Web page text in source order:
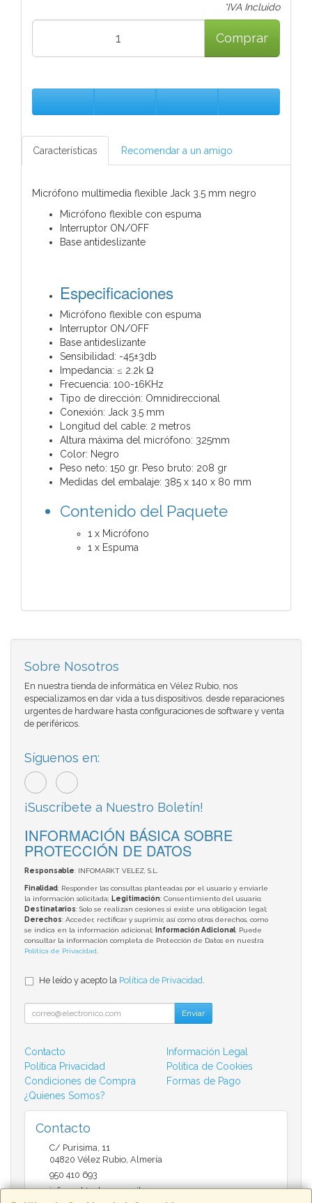
*IVA Incluido
Comprar
Características Recomendar a un amigo
Micrófono multimedia flexible Jack 3.5 mm negro
Micrófono flexible con espuma
Interruptor ON/OFF
Base antideslizante
Especificaciones
Micrófono flexible con espuma
Interruptor ON/OFF
Base antideslizante
Sensibilidad: -45±3db
Impedancia: ≤ 2.2k Ω
Frecuencia: 100-16KHz
Tipo de dirección: Omnidireccional
Conexión: Jack 3.5 mm
Longitud del cable: 2 metros
Altura máxima del micrófono: 325mm
Color: Negro
Peso neto: 150 gr. Peso bruto: 208 gr
Medidas del embalaje: 385 x 140 x 80 mm
Contenido del Paquete
1 x Micrófono
1 x Espuma
Sobre Nosotros
En nuestra tienda de informática en Vélez Rubio, nos
especializamos en dar vida a tus dispositivos. desde reparaciones
urgentes de hardware hasta configuraciones de software y venta
de periféricos.
Síguenos en:
¡Suscríbete a Nuestro Boletín!
INFORMACIÓN BÁSICA SOBRE
PROTECCIÓN DE DATOS
Responsable: INFOMARKT VELEZ, S.L.
Finalidad: Responder las consultas planteadas por el usuario y enviarle
la información solicitada; Legitimación: Consentimiento del usuario;
Destinatarios: Solo se realizan cesiones si existe una obligación legal;
Derechos: Acceder, rectificar y suprimir, así como otros derechos, como
se indica en la información adicional;
Información Adicional: Puede
consultar la información completa de Protección de Datos en nuestra
Política de Privacidad
He leído y acepto la Política de Privacidad
Enviar
Contacto
Información Legal
Política Privacidad
Política de Cookies
Condiciones de Compra
Formas de Pago
¿Quienes Somos?
Contacto
C/ Purisima, 11
04820 Vélez Rubio Almería
950 410 693
infomarktvelez@gmail.com